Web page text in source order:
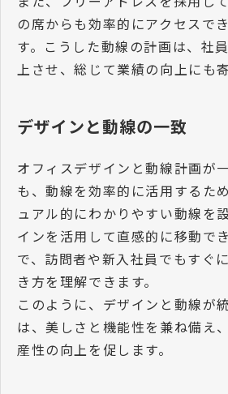
の席からも効率的にアクセスで
す。こうした動線の計画は、社
上させ、総じて業績の向上にも
デザインと動線の一致
オフィスデザインと動線計画が
も、動線を効率的に活用するた
ュアル的にわかりやすい動線を
インを活用して直感的に移動で
で、訪問者や新入社員でもすぐ
き方を理解できます。
このように、デザインと動線が
は、美しさと機能性を兼ね備え
産性の向上を促します。